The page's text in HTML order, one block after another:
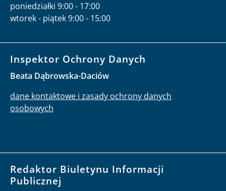
poniedziałki 9:00 - 17:00
wtorek - piątek 9:00 - 15:00
Inspektor Ochrony Danych
Beata Dąbrowska-Daciów
dane kontaktowe i zasady ochrony danych
osobowych
Redaktor Biuletynu Informacji
Publicznej